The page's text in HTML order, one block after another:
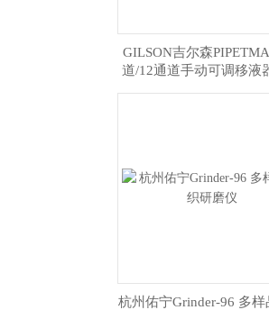
GILSON吉尔森
道/12通道手动可调移液
杭州佑宁Grinder-96 多样